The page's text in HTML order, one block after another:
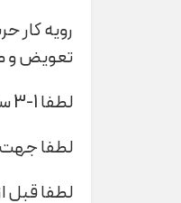
رویه کار
تعویض و
لطفا 1-3 سانت اختلاف در اندازه گیری را لحاظ کنید
لطفا جهت
لطفا قبل